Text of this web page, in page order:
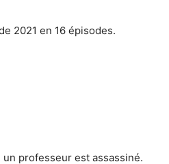
2021 en 16 épisodes.
professeur est assassiné.